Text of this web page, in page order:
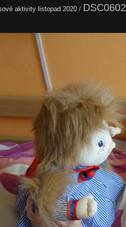
aktivity listopad 2020 /